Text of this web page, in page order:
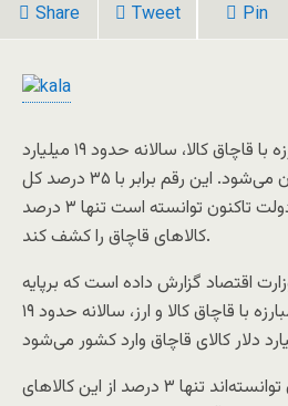
Share Tweet Pin
براساس آمارهای ستاد مبارزه با قاچاق کالا، سالانه حدود ۱۹ میلیارد
دلار کالای قاچاق وارد ایران می‌شود. این رقم برابر با ۳۵ درصد کل
واردات کشور است. دولت تاکنون توانسته است تنها ۳ درصد
کالاهای قاچاق را کشف کند.
اقتصاد گزارش داده است که برپایه
آمارهای ستاد مرکزی مبارزه با قاچاق کالا و ارز، سالانه حدود ۱۹
مراکز مبارزه با قاچاق تاکنون توانسته‌اند تنها ۳ درصد از این کالاهای